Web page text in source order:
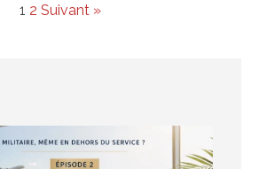
1 2 Suivant »